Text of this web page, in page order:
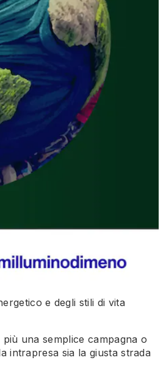
e degli stili di vita
una semplice campagna o
intrapresa sia la giusta strada